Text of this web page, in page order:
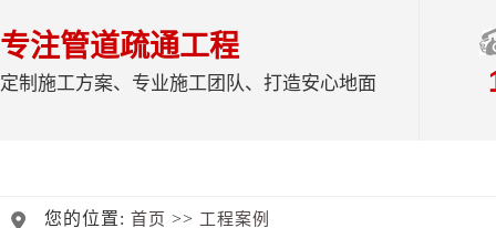
专注管道疏通工程
定制施工方案、专业施工团队、打造安心地面
您的位置: 首页 >> 工程案例